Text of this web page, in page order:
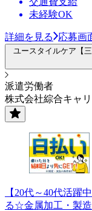
未経験OK
詳細を見る 応募画
ユースタイルケア【
派遣労働者
株式会社綜合キャ
【20代～40代活躍
る☆金属加工・製